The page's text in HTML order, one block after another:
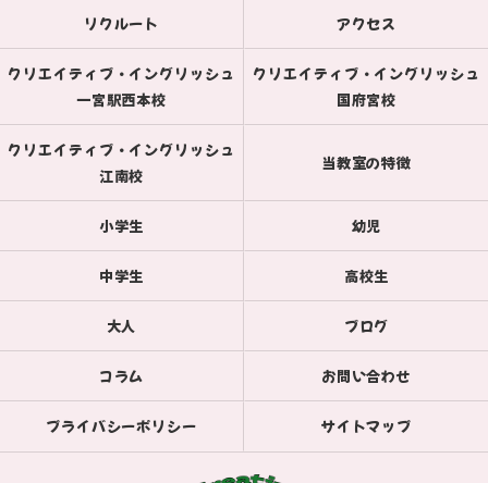
リクルート アクセス
クリエイティブ・イングリッシュ
一宮駅西本校
クリエイティブ・イングリッシュ
国府宮校
クリエイティブ・イングリッシュ
江南校
当教室の特徴
小学生 幼児
中学生 高校生
大人 ブログ
コラム お問い合わせ
プライバシーポリシー サイトマップ